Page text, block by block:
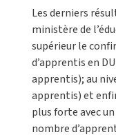
Les derniers
ministère de
supérieur le
d’apprentis en
apprentis); au
apprentis) et
plus forte avec
nombre